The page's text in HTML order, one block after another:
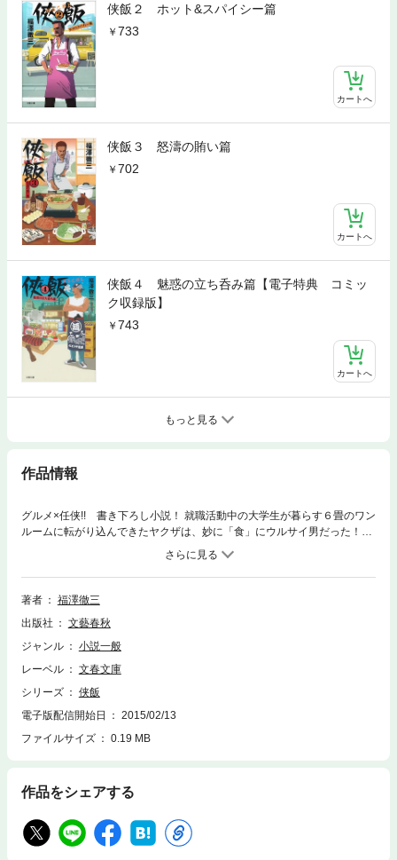
侠飯２ ホット&スパイシー篇
733
カートへ
侠飯３ 怒濤の賄い篇
702
カートへ
侠飯４ 魅惑の立ち呑み篇【電子特典 コミッ
ク収録版】
743
カートへ
もっと見る
作品情報
グルメ×任侠!! 書き下ろし小説！ 就職活動中の大学生が暮らす６畳のワン
ルームに転がり込んできたヤクザは、妙に「食」にウルサイ男だった！
著者
福澤徹三
出版社
文藝春秋
ジャンル
小説一般
レーベル
文春文庫
シリーズ
侠飯
電子版配信開始日
2015/02/13
ファイルサイズ
0.19 MB
作品をシェアする